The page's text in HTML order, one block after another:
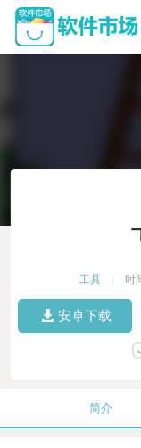
工具 时
安卓下载
简介